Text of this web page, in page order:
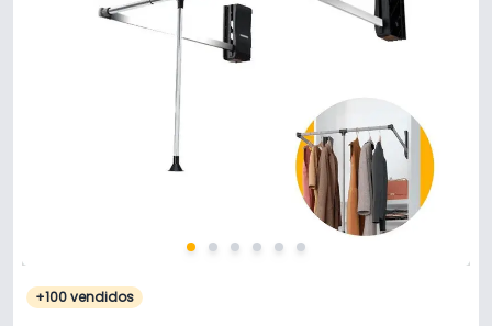
+100 vendidos